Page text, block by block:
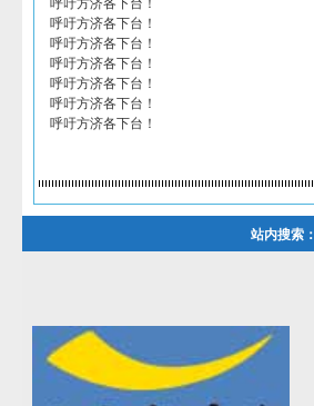
呼吁方济各下台！
呼吁方济各下台！
呼吁方济各下台！
呼吁方济各下台！
呼吁方济各下台！
呼吁方济各下台！
呼吁方济各下台！
站内搜索：